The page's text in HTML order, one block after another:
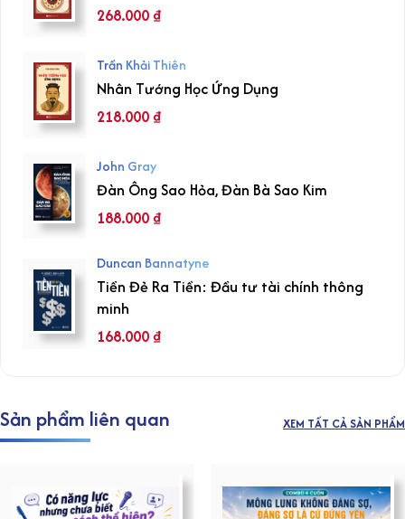
268.000₫
Trần Khải Thiên
Nhân Tướng Học Ứng Dụng
218.000₫
John Gray
Đàn Ông Sao Hỏa, Đàn Bà Sao Kim
188.000₫
Duncan Bannatyne
Tiền Đẻ Ra Tiền: Đầu tư tài chính thông
minh
168.000₫
Sản phẩm liên quan XEM TẤT CẢ SẢN PHẨM